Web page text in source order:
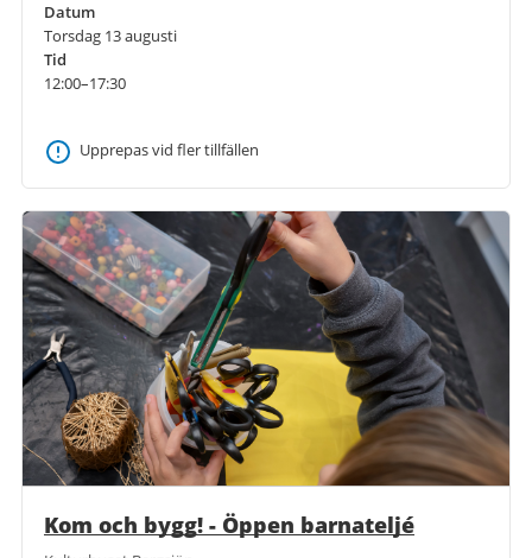
Datum
Torsdag 13 augusti
Tid
12:00–17:30
Upprepas vid fler tillfällen
Kom och bygg! - Öppen barnateljé